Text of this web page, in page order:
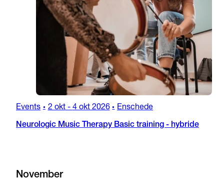
Events • 2 okt- 4 okt 2026 • Enschede
Neurologic Music Therapy Basic training - hybride
November